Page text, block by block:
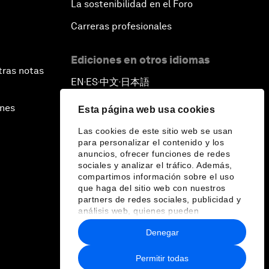
Esta página web usa cookies
Las cookies de este sitio web se usan
para personalizar el contenido y los
anuncios, ofrecer funciones de redes
sociales y analizar el tráfico. Además,
compartimos información sobre el uso
que haga del sitio web con nuestros
partners de redes sociales, publicidad y
análisis web, quienes pueden
combinarla con otra información que les
haya proporcionado o que hayan
recopilado a partir del uso que haya
hecho de sus servicios.
Permitir todas
Denegar
notas
La sostenibilidad en el Foro
Carreras profesionales
Ediciones en otros idiomas
EN ▪ ES▪中文▪ 日本語